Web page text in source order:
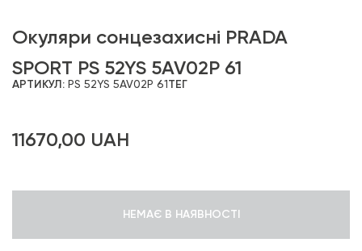
Окуляри сонцезахисні PRADA
SPORT PS 52YS 5AV02P 61
АРТИКУЛ: PS 52YS 5AV02P 61ТЕГ
11670,00 UAH
НЕМАЄ В НАЯВНОСТІ